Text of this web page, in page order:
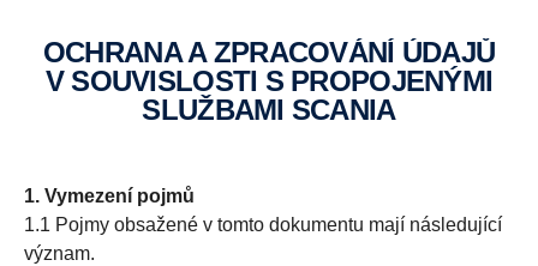
OCHRANA A ZPRACOVÁNÍ ÚDAJŮ
V SOUVISLOSTI S PROPOJENÝMI
SLUŽBAMI SCANIA
1. Vymezení pojmů
1.1 Pojmy obsažené v tomto dokumentu mají následující
význam.